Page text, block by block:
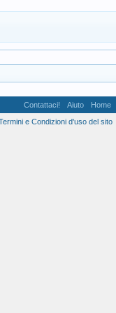
Contattaci! Aiuto Home
e Condizioni d'uso del sito